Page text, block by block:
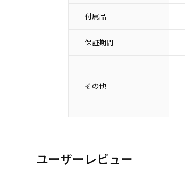
付属品
保証期間
その他
ユーザーレビュー